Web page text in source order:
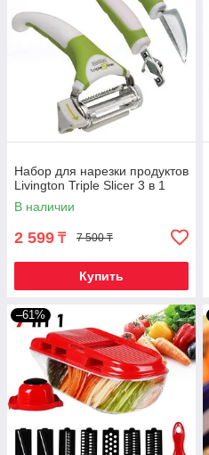
Набор для нарезки продуктов
Livington Triple Slicer 3 в 1
В наличии
2 599 ₸ 7 500 ₸
Купить
–61%